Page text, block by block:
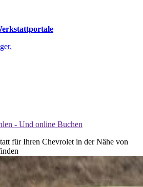
- Und online Buchen
für Ihren Chevrolet in der Nähe von